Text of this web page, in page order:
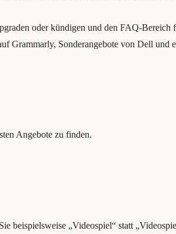
oder kündigen und den FAQ-Bereich
Grammarly, Sonderangebote von Dell und
Angebote zu finden.
beispielsweise „Videospiel“ statt